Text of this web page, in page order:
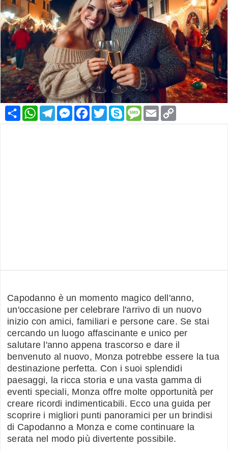
Condividi
WhatsApp
Telegram
Messenger
Facebook
TwitterSkypeMessage
Email
Capodanno è un momento magico dell'anno,
un'occasione per celebrare l'arrivo di un nuovo
inizio con amici, familiari e persone care. Se stai
cercando un luogo affascinante e unico per
salutare l'anno appena trascorso e dare il
benvenuto al nuovo, Monza potrebbe essere la tua
destinazione perfetta. Con i suoi splendidi
paesaggi, la ricca storia e una vasta gamma di
eventi speciali, Monza offre molte opportunità per
creare ricordi indimenticabili. Ecco una guida per
scoprire i migliori punti panoramici per un brindisi
di Capodanno a Monza e come continuare la
serata nel modo più divertente possibile.